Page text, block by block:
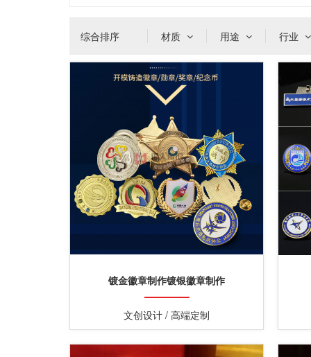
综合排序 材质 用途 行业
镀金徽章制作镀银徽章制作
文创设计 / 高端定制